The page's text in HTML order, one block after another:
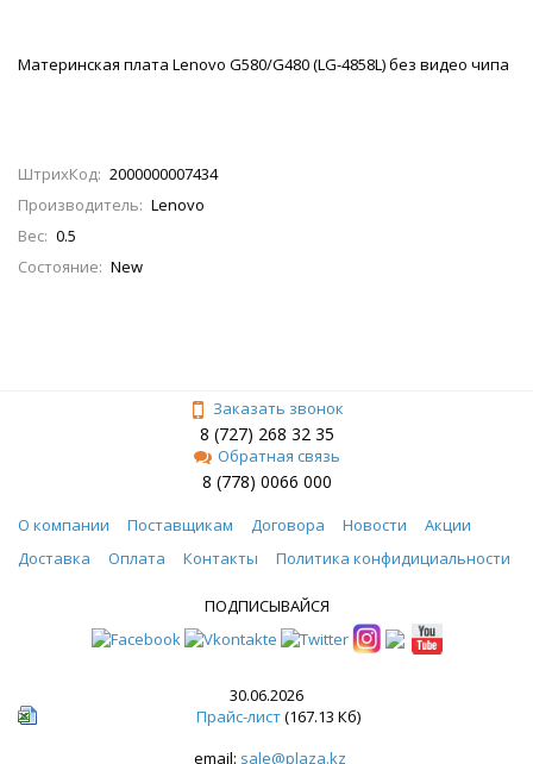
Материнская плата Lenovo G580/G480 (LG-4858L) без видео чипа
ШтрихКод: 2000000007434
Производитель: Lenovo
Вес: 0.5
Состояние: New
Заказать звонок
8 (727) 268 32 35
Обратная связь
8 (778) 0066 000
О компании Поставщикам Договора Новости
Акции
Доставка
Оплата Контакты Политика конфидициальности
ПОДПИСЫВАЙСЯ
30.06.2026
Прайс-лист(167.13 Кб)
email: sale@plaza.kz